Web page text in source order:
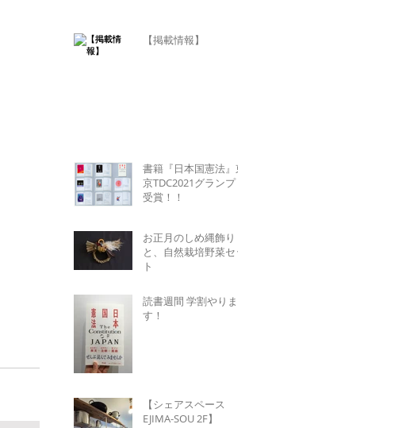
【掲載情報】
書籍『日本国憲法』東
京TDC2021グランプリ
受賞！！
お正月のしめ縄飾り
と、自然栽培野菜セッ
ト
読書週間 学割やりま
す！
【シェアスペース
EJIMA-SOU 2F】